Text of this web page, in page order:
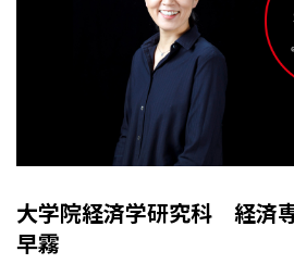
大学院経済学研究科 経
早霧